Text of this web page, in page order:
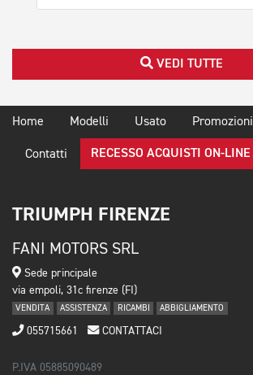
VEDI TUTTE
Home Modelli Usato Promozioni
Contatti RECESSO ACQUISTI ON-LINE
TRIUMPH FIRENZE
FANI MOTORS SRL
Sede principale
via empoli, 31c firenze (FI)
VENDITA ASSISTENZA RICAMBI ABBIGLIAMENTO
055715661 CONTATTACI
P.IVA 05885090489